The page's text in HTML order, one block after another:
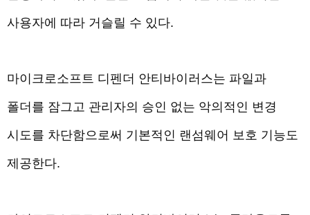
사용자에 따라 거슬릴 수 있다.
마이크로소프트 디펜더 안티바이러스는 파일과
폴더를 잠그고 관리자의 승인 없는 악의적인 변경
시도를 차단함으로써 기본적인 랜섬웨어 보호 기능도
제공한다.